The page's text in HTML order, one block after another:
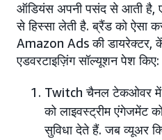
ऑडियंस अपनी पसंद से आती है,
से हिस्सा लेती है. ब्रैंड को ऐसा
Amazon Ads की डायरेक्टर,
एडवरटाइज़िंग सॉल्यूशन पेश किए:
Twitch चैनल टेकओवर में
को लाइवस्ट्रीम एंगेजमेंट
सुविधा देते हैं. जब व्यूअर